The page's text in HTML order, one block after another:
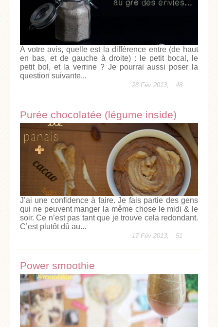
A votre avis, quelle est la différence entre (de haut
en bas, et de gauche à droite) : le petit bocal, le
petit bol, et la verrine ? Je pourrai aussi poser la
question suivante...
28 Fév 2013, 48
Purée chocolatée (légume inside)
J’ai une confidence à faire. Je fais partie des gens
qui ne peuvent manger la même chose le midi & le
soir. Ce n’est pas tant que je trouve cela redondant.
C’est plutôt dû au...
17 Fév 2013, 51
Power smoothie